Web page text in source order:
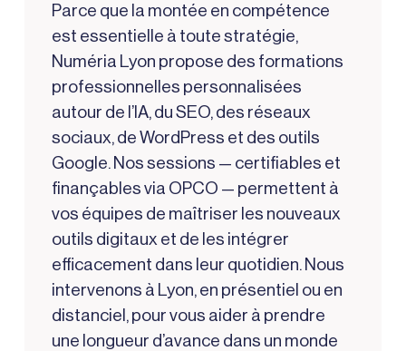
Parce que la montée en compétence
est essentielle à toute stratégie,
Numéria Lyon propose des formations
professionnelles personnalisées
autour de l’IA, du SEO, des réseaux
sociaux, de WordPress et des outils
Google. Nos sessions — certifiables et
finançables via OPCO — permettent à
vos équipes de maîtriser les nouveaux
outils digitaux et de les intégrer
efficacement dans leur quotidien. Nous
intervenons à Lyon, en présentiel ou en
distanciel, pour vous aider à prendre
une longueur d’avance dans un monde